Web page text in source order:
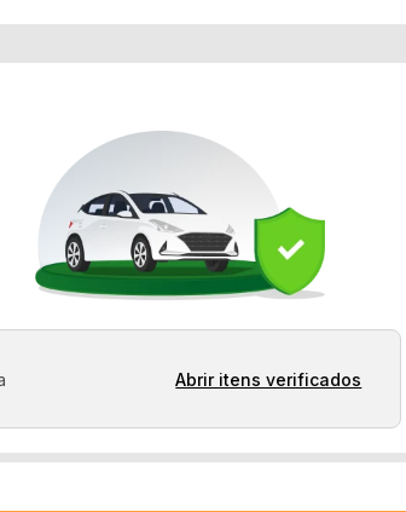
de estacionamento
Abrir itens verificados